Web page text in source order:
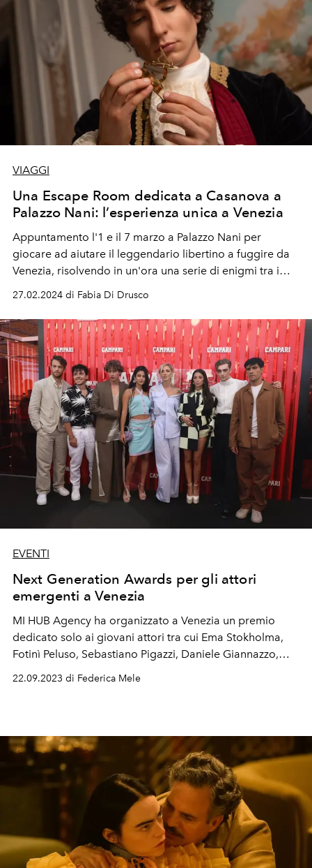
VIAGGI
Una Escape Room dedicata a Casanova a
Palazzo Nani: l’esperienza unica a Venezia
Appuntamento l'1 e il 7 marzo a Palazzo Nani per
giocare ad aiutare il leggendario libertino a fuggire da
Venezia, risolvendo in un'ora una serie di enigmi tra i
27.02.2024 di Fabia Di Drusco
EVENTI
Next Generation Awards per gli attori
emergenti a Venezia
MI HUB Agency ha organizzato a Venezia un premio
dedicato solo ai giovani attori tra cui Ema Stokholma,
Fotinì Peluso, Sebastiano Pigazzi, Daniele Giannazzo,
22.09.2023 di Federica Mele